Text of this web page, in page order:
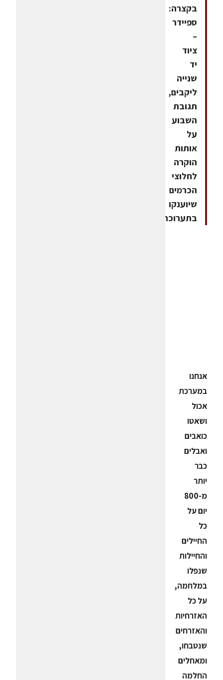
בקצרה:
ספיידר
–
ציוד
יד
שנייה
ליקבים,
תגובת
השבוע
על
אותות
הוקרה
לחלוצי
הכרמים
שיוענקו
בתערוכה
אנחנו
במערכת
אכול
ושאטו
כואבים
ואבלים
כבר
יותר
מ-800
יום על
כל
החיילים
והחיילות
שנפלו
במלחמה,
על כל
האזרחיות
והאזרחים
שנטבחו,
ומאחלים
החלמה